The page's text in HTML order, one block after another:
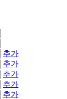
추가
추가
추가
추가
추가